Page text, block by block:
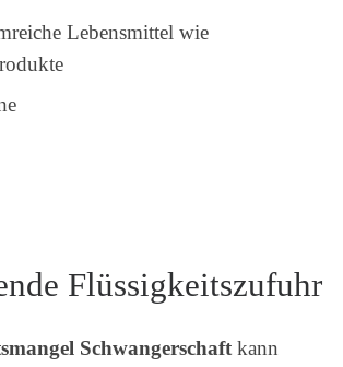
Lebensmittel wie
Flüssigkeitszufuhr
Schwangerschaft kann